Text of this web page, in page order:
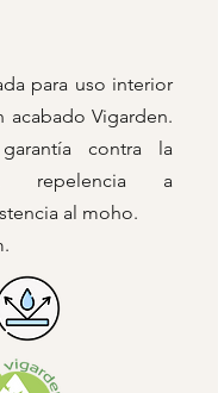
para uso interior
acabado Vigarden.
contra la
repelencia a
al moho.